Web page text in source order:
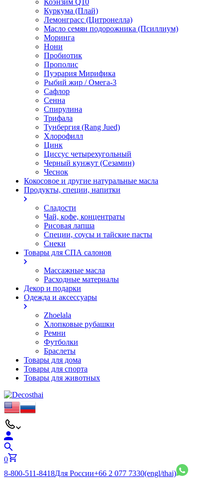
Коэнзим Q10
Куркума (Плай)
Лемонграсс (Цитронелла)
Масло семян подорожника (Псиллиум)
Моринга
Нони
Пробиотик
Прополис
Пуэрария Мирифика
Рыбий жир / Омега-3
Сафлор
Сенна
Спирулина
Трифала
Тунбергия (Rang Jued)
Хлорофилл
Цинк
Циссус четырехугольный
Черный кунжут (Сезамин)
Чеснок
Кокосовое и другие натуральные масла
Продукты, специи, напитки
Сладости
Чай, кофе, концентраты
Рисовая лапша
Специи, соусы и тайские пасты
Снеки
Товары для СПА салонов
Массажные масла
Расходные материалы
Декор и подарки
Одежда и аксессуары
Zhoelala
Хлопковые рубашки
Ремни
Футболки
Браслеты
Товары для дома
Товары для спорта
Товары для животных
0
8-800-511-8418Для России+66 2 077 7330(engl/thai)